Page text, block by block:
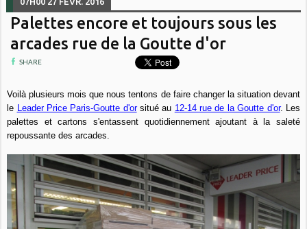
Palettes encore et toujours sous les
arcades rue de la Goutte d'or
SHARE
Voilà plusieurs mois que nous tentons de faire changer la situation devant
le Leader Price Paris-Goutte d'or situé au 12-14 rue de la Goutte d'or. Les
palettes et cartons s'entassent quotidiennement ajoutant à la saleté
repoussante des arcades.